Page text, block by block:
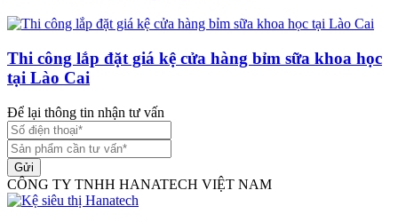
Thi công lắp đặt giá kệ cửa hàng bỉm sữa khoa học
tại Lào Cai
Để lại thông tin nhận tư vấn
Gửi
CÔNG TY TNHH HANATECH VIỆT NAM